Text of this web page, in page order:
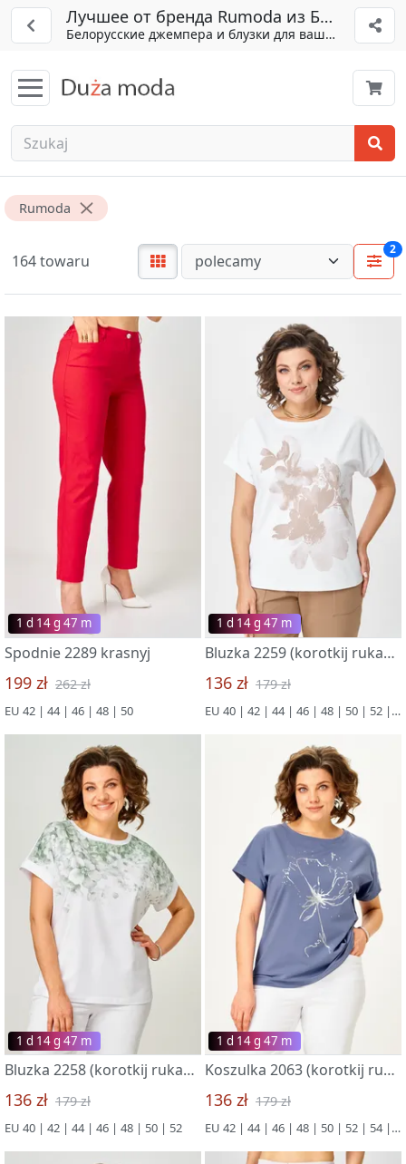
Лучшее от бренда Rumoda из Беларуси
Белорусские джемпера и блузки для вашего
Rumoda
164 towaru
2
1 d 14 g 47 m
Spodnie 2289 krasnyj
199 zł 262 zł
EU 42 | 44 | 46 | 48 | 50
1 d 14 g 47 m
Bluzka 2259 (korotkij rukav) kapuchino-belyj
136 zł 179 zł
EU 40 | 42 | 44 | 46 | 48 | 50 | 52 | 54 | 56
1 d 14 g 47 m
Bluzka 2258 (korotkij rukav) belyj-zelenyj
136 zł 179 zł
EU 40 | 42 | 44 | 46 | 48 | 50 | 52
1 d 14 g 47 m
Koszulka 2063 (korotkij rukav) indigo
136 zł 179 zł
EU 42 | 44 | 46 | 48 | 50 | 52 | 54 | 56